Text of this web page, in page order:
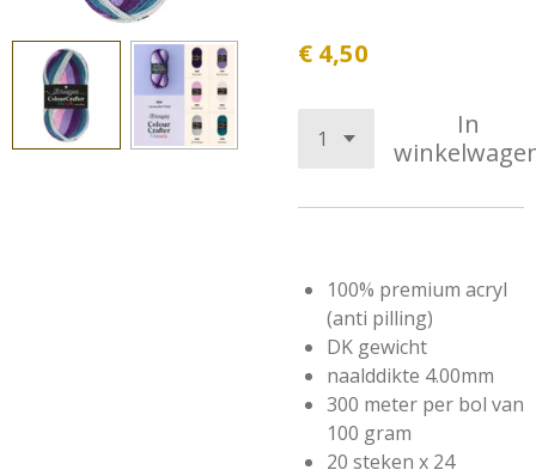
€ 4,50
In
100% premium acryl
(anti pilling)
DK gewicht
naalddikte 4.00mm
300 meter per bol van
100 gram
20 steken x 24